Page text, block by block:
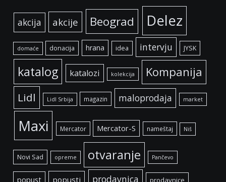
akcija akcije Beograd Delez
domaće donacija hrana idea intervju JYSK
katalog katalozi kolekcija Kompanija
Lidl Lidl Srbija magazin maloprodaja market
Maxi Mercator Mercator-S nameštaj Niš
Novi Sad opreme otvaranje Pančevo
popust popusti prodavnica prodavnice